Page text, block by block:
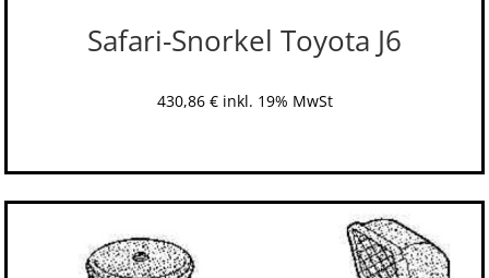
Safari-Snorkel Toyota J6
430,86 € inkl. 19% MwSt